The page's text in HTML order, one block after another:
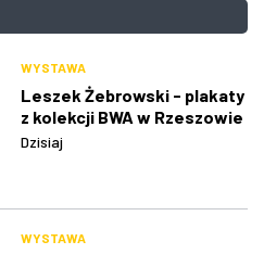
WYSTAWA
Leszek Żebrowski - plakaty
z kolekcji BWA w Rzeszowie
Dzisiaj
WYSTAWA